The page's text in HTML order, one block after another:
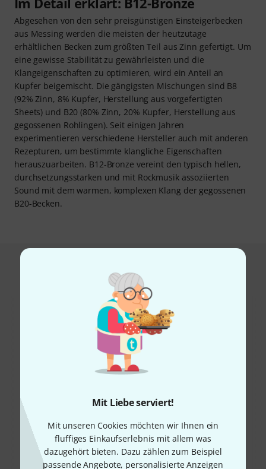
Mit Liebe serviert!
Mit unseren Cookies möchten wir Ihnen ein
fluffiges Einkaufserlebnis mit allem was
dazugehört bieten. Dazu zählen zum Beispiel
passende Angebote, personalisierte Anzeigen
Abgesehen von den sehr preisgünstigen Einsteigerbecken
aus Messing werden die meisten der heutzutage
erhältlichen Becken zum größten Teil aus Zinn gefertigt. Um
eine gewisse Stabilität zu gewährleisten und die
Klangeigenschaften zu optimieren, wird ein Anteil an
Kupfer beigemischt. Die gängigsten Mischungen sind B8
(92% Zinn, 8% Kupfer, Herstellung aus vorgefertigten
Sheets) und B20 (80% Zinn, 20% Kupfer, Herstellung aus
gegossenen Rohlingen). Seit einigen Jahren
experimentieren verschiedene Hersteller auch mit anderen
Rezepturen, um bestimmte klangliche Eigenschaften
herauszuarbeiten. B12-Bronze vereint den typisch hellen,
durchsetzungsstarken und mit Rockmusik assoziierten
Sound mit dem warmen, komplexen Klang der gegossenen
B20-Becken.
Produkt angesehen haben
43%
179 €
Zildjian 18" S Series Rock
Crash
179 €